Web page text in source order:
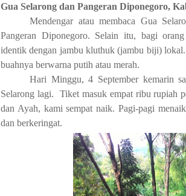
Gua Selarong dan Pangeran Diponegoro,
Mendengar atau membaca Gua
Pangeran Diponegoro. Selain itu, bagi
identik dengan jambu kluthuk (jambu biji)
buahnya berwarna putih atau merah.
Hari Minggu, 4 September kemarin
Selarong lagi. Tiket masuk empat ribu rupiah
dan Ayah, kami sempat naik. Pagi-pagi
dan berkeringat.